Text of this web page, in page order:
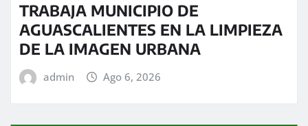
TRABAJA MUNICIPIO DE
AGUASCALIENTES EN LA LIMPIEZA
DE LA IMAGEN URBANA
admin Ago 6, 2026